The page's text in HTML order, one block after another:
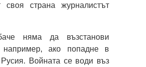
своя страна журналистът
няма да възстанови
например, ако попадне в
Войната се води въз